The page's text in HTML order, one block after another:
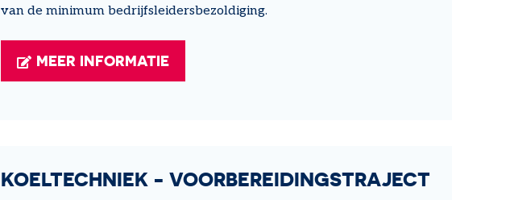
van de minimum bedrijfsleidersbezoldiging.
MEER INFORMATIE
KOELTECHNIEK - VOORBEREIDINGSTRAJECT